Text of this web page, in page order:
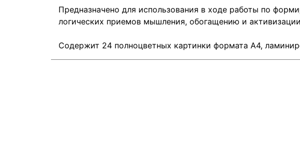
Предназначено для использования в ходе работы по
логических приемов мышления, обогащению и
Содержит 24 полноцветных картинки формата А4,